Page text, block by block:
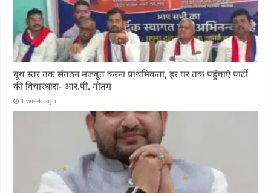
बूथ स्तर तक संगठन मजबूत करना प्राथमिकता, हर घर तक पहुंचाएं पार्टी
की विचारधारा- आर.पी. गौतम
1 week ago